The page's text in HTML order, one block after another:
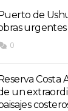
de
0
Costa
un